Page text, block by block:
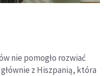
nie pomogło rozwiać
z Hiszpanią, która